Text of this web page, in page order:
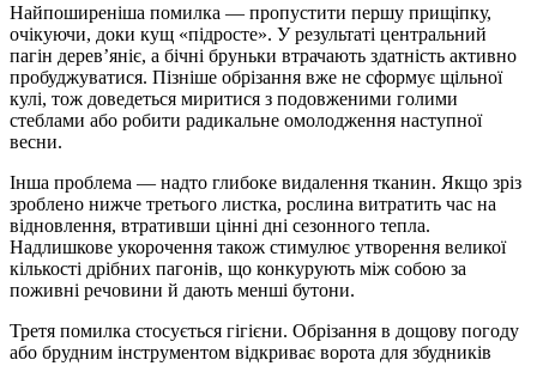
Найпоширеніша помилка — пропустити першу прищіпку,
очікуючи, доки кущ «підросте». У результаті центральний
пагін дерев’яніє, а бічні бруньки втрачають здатність активно
пробуджуватися. Пізніше обрізання вже не сформує щільної
кулі, тож доведеться миритися з подовженими голими
стеблами або робити радикальне омолодження наступної
весни.
Інша проблема — надто глибоке видалення тканин. Якщо зріз
зроблено нижче третього листка, рослина витратить час на
відновлення, втративши цінні дні сезонного тепла.
Надлишкове укорочення також стимулює утворення великої
кількості дрібних пагонів, що конкурують між собою за
поживні речовини й дають менші бутони.
Третя помилка стосується гігієни. Обрізання в дощову погоду
або брудним інструментом відкриває ворота для збудників